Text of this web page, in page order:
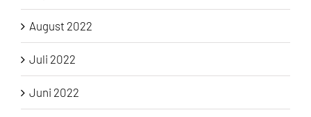
August 2022
Juli 2022
Juni 2022